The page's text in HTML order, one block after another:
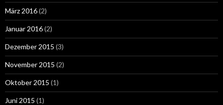
März 2016(2)
Januar 2016(2)
Dezember 2015 (3)
November 2015 (2)
Oktober 2015 (1)
Juni 2015 (1)